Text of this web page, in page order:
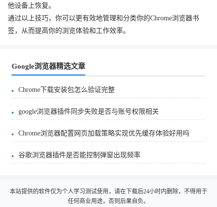
他设备上恢复。
通过以上技巧，你可以更有效地管理和分类你的Chrome浏览器书
签，从而提高你的浏览体验和工作效率。
Google浏览器精选文章
Chrome下载安装包怎么验证完整
google浏览器插件同步失败是否与账号权限相关
Chrome浏览器配置网页加载策略实现优先缓存体验好用吗
谷歌浏览器插件是否能控制弹窗出现频率
本站提供的软件仅为个人学习测试使用，请在下载后24小时内删除，不得用于
任何商业用途，否则后果自负。